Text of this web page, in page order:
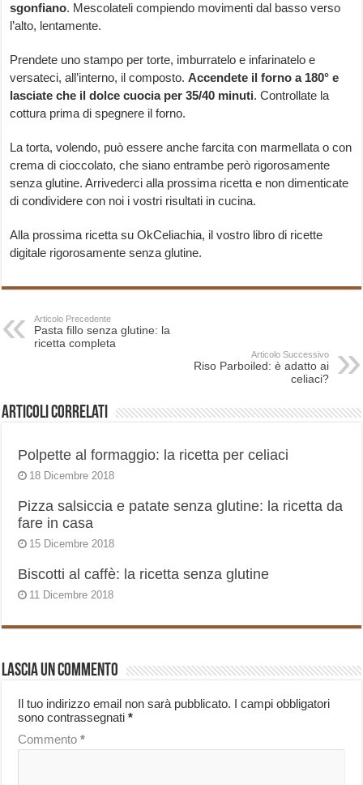
sgonfiano. Mescolateli compiendo movimenti dal basso verso
l’alto, lentamente.
Prendete uno stampo per torte, imburratelo e infarinatelo e
versateci, all’interno, il composto.Accendete il forno a 180° e
lasciate che il dolce cuocia per 35/40 minuti. Controllate la
cottura prima di spegnere il forno.
La torta, volendo, può essere anche farcita con marmellata o con
crema di cioccolato, che siano entrambe però rigorosamente
senza glutine. Arrivederci alla prossima ricetta e non dimenticate
di condividere con noi i vostri risultati in cucina.
Alla prossima ricetta su OkCeliachia, il vostro libro di ricette
digitale rigorosamente senza glutine.
Articolo Precedente
Pasta fillo senza glutine: la
ricetta completa
Articolo Successivo
Riso Parboiled: è adatto ai
celiaci?
Articoli correlati
Polpette al formaggio: la ricetta per celiaci
18 Dicembre 2018
Pizza salsiccia e patate senza glutine: la ricetta da
fare in casa
15 Dicembre 2018
Biscotti al caffè: la ricetta senza glutine
11 Dicembre 2018
Lascia un commento
Il tuo indirizzo email non sarà pubblicato. I campi obbligatori
sono contrassegnati*
Commento*